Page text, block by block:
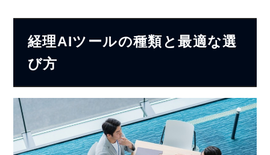
経理AIツールの種類と最適な選
び方